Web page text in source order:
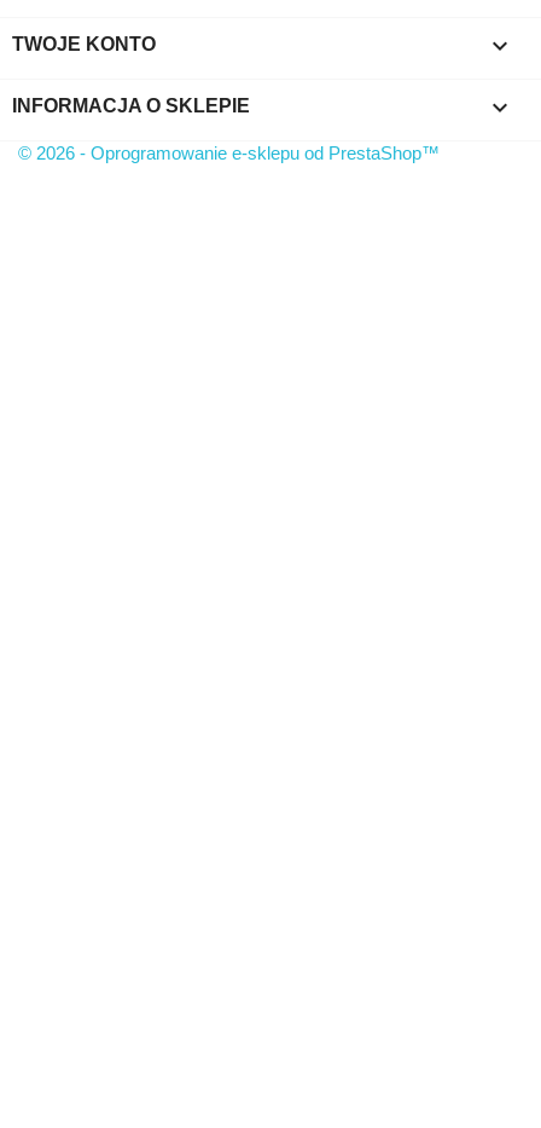
TWOJE KONTO 
INFORMACJA O SKLEPIE keyboard_arrow_down
© 2026 - Oprogramowanie e-sklepu od PrestaShop™